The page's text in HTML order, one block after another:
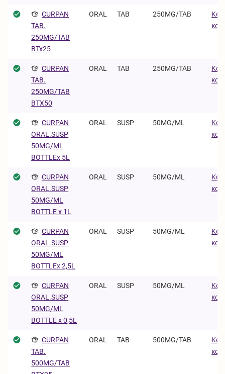
CURPAN
TAB.
250MG/TAB
BTx25
ORAL TAB 250MG/TAB
και
CURPAN
TAB.
250MG/TAB
BTX50
ORAL TAB 250MG/TAB
και
CURPAN
ORAL.SUSP
50MG/ML
BOTTLEx 5L
ORAL SUSP 50MG/ML
και
CURPAN
ORAL.SUSP
50MG/ML
BOTTLE x 1L
ORAL SUSP 50MG/ML
και
CURPAN
ORAL.SUSP
50MG/ML
BOTTLEx 2,5L
ORAL SUSP 50MG/ML
και
CURPAN
ORAL.SUSP
50MG/ML
BOTTLE x 0,5L
ORAL SUSP 50MG/ML
και
CURPAN
TAB.
500MG/TAB
ORAL TAB 500MG/TAB
και